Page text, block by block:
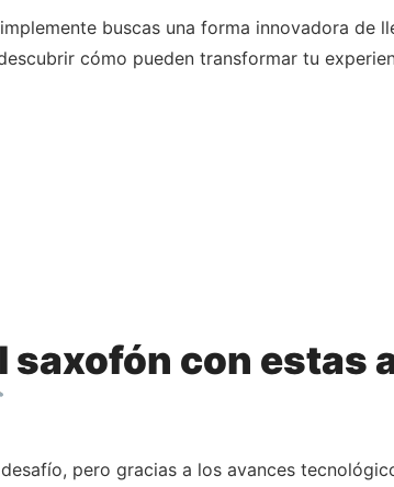
buscas una forma innovadora de
cómo pueden transformar tu
saxofón con estas
pero gracias a los avances